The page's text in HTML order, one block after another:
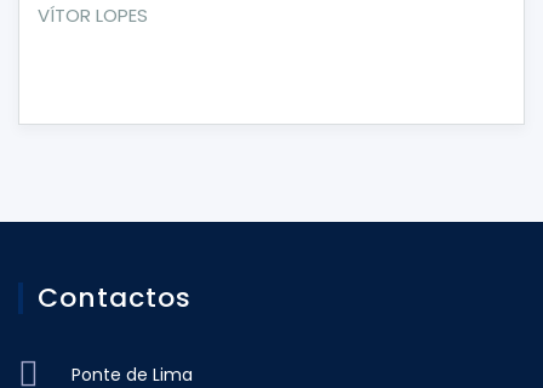
VÍTOR LOPES
Contactos
Ponte de Lima